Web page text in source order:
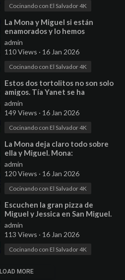
Cocinando con El Salvador 4K
⁣La Mona y Miguel si están
enamorados y lo hemos
comprobado a pesar que lo
niegan frente a cámaras P4
admin
110 Views · 16 Jan 2026
Cocinando con El Salvador 4K
⁣Estos dos tortolitos no son solo
amigos. Tía Yanet se ha
enamorado de Henry. Parte 5
admin
149 Views · 16 Jan 2026
Cocinando con El Salvador 4K
⁣La Mona deja claro todo sobre
ella y Miguel. Mona:
admin
120 Views · 16 Jan 2026
Cocinando con El Salvador 4K
⁣Escuchen la gran pizza de
Miguel y Jessica en San Miguel.
SE ESCAPARON DE SUS
CUARTOS. Parte 7
admin
113 Views · 16 Jan 2026
Cocinando con El Salvador 4K
LOAD MORE